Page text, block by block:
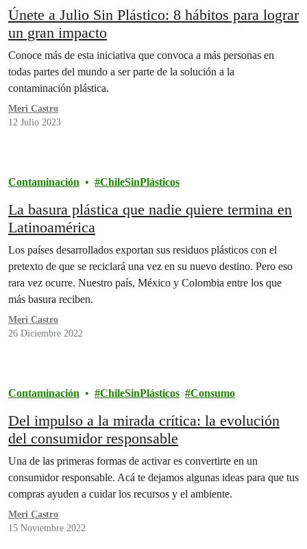
Únete a Julio Sin Plástico: 8 hábitos para lograr
un gran impacto
Conoce más de esta iniciativa que convoca a más personas en
todas partes del mundo a ser parte de la solución a la
contaminación plástica.
Meri Castro
12 Julio 2023
Contaminación ChileSinPlásticos
La basura plástica que nadie quiere termina en
Latinoamérica
Los países desarrollados exportan sus residuos plásticos con el
pretexto de que se reciclará una vez en su nuevo destino. Pero eso
rara vez ocurre. Nuestro país, México y Colombia entre los que
más basura reciben.
Meri Castro
26 Diciembre 2022
Contaminación ChileSinPlásticos Consumo
Del impulso a la mirada crítica: la evolución
del consumidor responsable
Una de las primeras formas de activar es convertirte en un
consumidor responsable. Acá te dejamos algunas ideas para que tus
compras ayuden a cuidar los recursos y el ambiente.
Meri Castro
15 Noviembre 2022